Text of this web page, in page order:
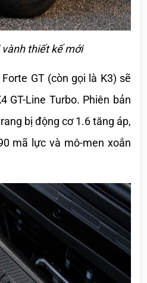
vành thiết kế mới
GT (còn gọi là K3) sẽ
GT-Line Turbo. Phiên bản
bị động cơ 1.6 tăng áp,
mã lực và mô-men xoắn